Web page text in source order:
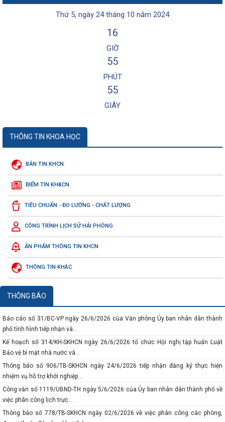
Thứ 5, ngày 24 tháng 10 năm 2024
16
GIỜ
55
PHÚT
55
GIÂY
THÔNG TIN KHOA HỌC
BẢN TIN KHCN
ĐIỂM TIN KH&CN
TIÊU CHUẨN - ĐO LƯỜNG - CHẤT LƯỢNG
CÔNG TRÌNH LỊCH SỬ HẢI PHÒNG
ẤN PHẨM THÔNG TIN KHCN
THÔNG TIN KHÁC
THÔNG BÁO
Thông báo số 117-TB/VPTW ngày 04/7/2026 của của Văn phòng Trung ương
Đảng về Kết luận của đồng chí...
Công văn số 3219/SKHCN-QLCN ngày 23/7/2026 về việc đề cử doanh nghiệp
Báo cáo số 134-BC/ĐU ngày 10/7/2026 của Đảng ủy Ủy ban nhân dân thành
phố sơ kết công tác 6 tháng...
Báo cáo số 458/BC-SKHCN ngày 06/7/2026 tổng kết việc thi hành pháp luật về
Thông báo số 934/TB-SKHCN ngày 29/6/2026 về việc tiếp nhận hồ sơ đề nghị
hỗ trợ theo phương thức hỗ...
Báo cáo số 31/BC-VP ngày 26/6/2026 của Văn phòng Ủy ban nhân dân thành
phố tình hình tiếp nhận và...
Kế hoạch số 314/KH-SKHCN ngày 26/6/2026 tổ chức Hội nghị tập huấn Luật
Bảo vệ bí mật nhà nước và...
Thông báo số 906/TB-SKHCN ngày 24/6/2026 tiếp nhận đăng ký thực hiện
nhiệm vụ hỗ trợ khởi nghiệp...
Công văn số 1119/UBND-TH ngày 5/6/2026 của Ủy ban nhân dân thành phố về
việc phân công lịch trực...
Thông báo số 778/TB-SKHCN ngày 02/6/2026 về việc phân công các phòng,